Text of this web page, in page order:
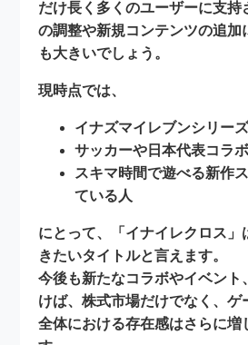
だけ長く多くのユーザーに支持
の調整や新規コンテンツの追加
も大きいでしょう。
現時点では、
イナズマイレブンシリー
サッカーや日本代表コラ
スキマ時間で遊べる新作
ている人
にとって、「イナイレクロス」
きたいタイトルと言えます。
今後も新たなコラボやイベント
けば、株式市場だけでなく、ゲ
全体における存在感はさらに増